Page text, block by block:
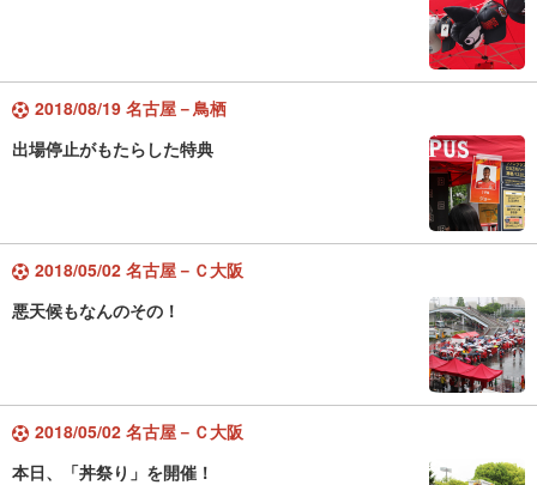
2018/08/19 名古屋－鳥栖
出場停止がもたらした特典
2018/05/02 名古屋－Ｃ大阪
悪天候もなんのその！
2018/05/02 名古屋－Ｃ大阪
本日、「丼祭り」を開催！